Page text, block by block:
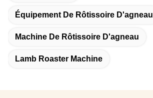
Équipement De Rôtissoire D'agneau
Machine De Rôtissoire D'agneau
Lamb Roaster Machine